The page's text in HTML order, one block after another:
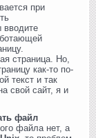
при
вводите
страница. Но,
как-то по-
текст и так
свой сайт, я и
файл
файла нет, а